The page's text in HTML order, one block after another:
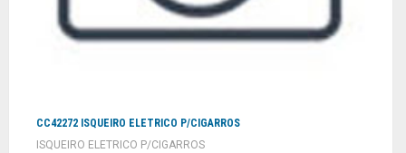
CC42272 ISQUEIRO ELETRICO P/CIGARROS
ISQUEIRO ELETRICO P/CIGARROS